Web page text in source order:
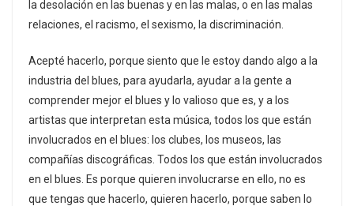
la desolación en las buenas y en las malas, o en las malas
relaciones, el racismo, el sexismo, la discriminación.
Acepté hacerlo, porque siento que le estoy dando algo a la
industria del blues, para ayudarla, ayudar a la gente a
comprender mejor el blues y lo valioso que es, y a los
artistas que interpretan esta música, todos los que están
involucrados en el blues: los clubes, los museos, las
compañías discográficas. Todos los que están involucrados
en el blues. Es porque quieren involucrarse en ello, no es
que tengas que hacerlo, quieren hacerlo, porque saben lo